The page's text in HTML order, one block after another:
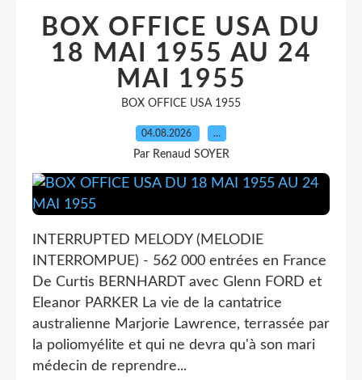
BOX OFFICE USA DU
18 MAI 1955 AU 24
MAI 1955
BOX OFFICE USA 1955
04.08.2026 …
Par Renaud SOYER
INTERRUPTED MELODY (MELODIE
INTERROMPUE) - 562 000 entrées en France
De Curtis BERNHARDT avec Glenn FORD et
Eleanor PARKER La vie de la cantatrice
australienne Marjorie Lawrence, terrassée par
la poliomyélite et qui ne devra qu'à son mari
médecin de reprendre...